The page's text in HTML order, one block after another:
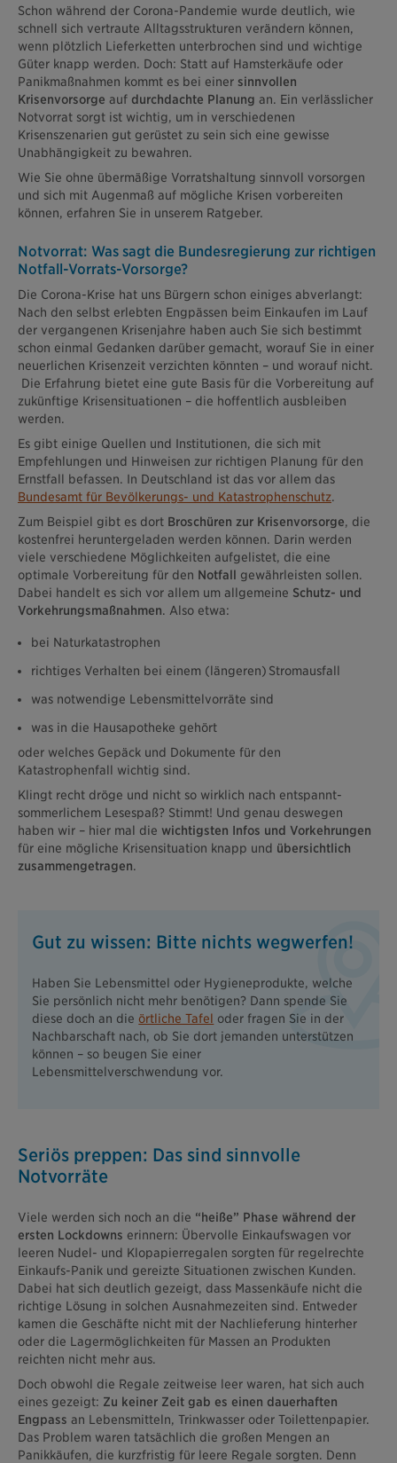
Schon während der Corona-Pandemie wurde deutlich, wie
schnell sich vertraute Alltagsstrukturen verändern können,
wenn plötzlich Lieferketten unterbrochen sind und wichtige
Güter knapp werden. Doch: Statt auf Hamsterkäufe oder
Panikmaßnahmen kommt es bei einer sinnvollen
Krisenvorsorge auf durchdachte Planung an. Ein verlässlicher
Notvorrat sorgt ist wichtig, um in verschiedenen
Krisenszenarien gut gerüstet zu sein sich eine gewisse
Unabhängigkeit zu bewahren.
Wie Sie ohne übermäßige Vorratshaltung sinnvoll vorsorgen
und sich mit Augenmaß auf mögliche Krisen vorbereiten
können, erfahren Sie in unserem Ratgeber.
Notvorrat: Was sagt die Bundesregierung zur richtigen
Notfall-Vorrats-Vorsorge?
Die Corona-Krise hat uns Bürgern schon einiges abverlangt:
Nach den selbst erlebten Engpässen beim Einkaufen im Lauf
der vergangenen Krisenjahre haben auch Sie sich bestimmt
schon einmal Gedanken darüber gemacht, worauf Sie in einer
neuerlichen Krisenzeit verzichten könnten – und worauf nicht.
Die Erfahrung bietet eine gute Basis für die Vorbereitung auf
zukünftige Krisensituationen – die hoffentlich ausbleiben
werden.
Es gibt einige Quellen und Institutionen, die sich mit
Empfehlungen und Hinweisen zur richtigen Planung für den
Ernstfall befassen. In Deutschland ist das vor allem das
Bundesamt für Bevölkerungs- und Katastrophenschutz.
Zum Beispiel gibt es dort Broschüren zur Krisenvorsorge, die
kostenfrei heruntergeladen werden können. Darin werden
viele verschiedene Möglichkeiten aufgelistet, die eine
optimale Vorbereitung für den Notfall gewährleisten sollen.
Dabei handelt es sich vor allem um allgemeine Schutz- und
Vorkehrungsmaßnahmen. Also etwa:
bei Naturkatastrophen
richtiges Verhalten bei einem (längeren) Stromausfall
was notwendige Lebensmittelvorräte sind
was in die Hausapotheke gehört
oder welches Gepäck und Dokumente für den
Katastrophenfall wichtig sind.
Klingt recht dröge und nicht so wirklich nach entspannt-
sommerlichem Lesespaß? Stimmt! Und genau deswegen
haben wir – hier mal die wichtigsten Infos und Vorkehrungen
für eine mögliche Krisensituation knapp und übersichtlich
zusammengetragen.
Gut zu wissen: Bitte nichts wegwerfen!
Haben Sie Lebensmittel oder Hygieneprodukte, welche
Sie persönlich nicht mehr benötigen? Dann spende Sie
diese doch an die örtliche Tafel oder fragen Sie in der
Nachbarschaft nach, ob Sie dort jemanden unterstützen
können – so beugen Sie einer
Lebensmittelverschwendung vor.
Seriös preppen: Das sind sinnvolle
Notvorräte
Viele werden sich noch an die “heiße” Phase während der
ersten Lockdowns erinnern: Übervolle Einkaufswagen vor
leeren Nudel- und Klopapierregalen sorgten für regelrechte
Einkaufs-Panik und gereizte Situationen zwischen Kunden.
Dabei hat sich deutlich gezeigt, dass Massenkäufe nicht die
richtige Lösung in solchen Ausnahmezeiten sind. Entweder
kamen die Geschäfte nicht mit der Nachlieferung hinterher
oder die Lagermöglichkeiten für Massen an Produkten
reichten nicht mehr aus.
Doch obwohl die Regale zeitweise leer waren, hat sich auch
eines gezeigt: Zu keiner Zeit gab es einen dauerhaften
Engpass an Lebensmitteln, Trinkwasser oder Toilettenpapier.
Das Problem waren tatsächlich die großen Mengen an
Panikkäufen, die kurzfristig für leere Regale sorgten. Denn